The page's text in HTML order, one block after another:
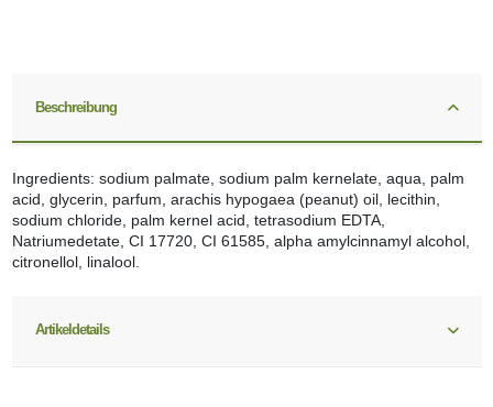
Beschreibung
Ingredients: sodium palmate, sodium palm kernelate, aqua, palm
acid, glycerin, parfum, arachis hypogaea (peanut) oil, lecithin,
sodium chloride, palm kernel acid, tetrasodium EDTA,
Natriumedetate, CI 17720, CI 61585, alpha amylcinnamyl alcohol,
citronellol, linalool.
Artikeldetails